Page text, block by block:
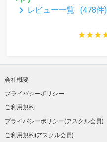
keyboard_arrow_right レビュー一覧 (478件)
会社概要
プライバシーポリシー
ご利用規約
プライバシーポリシー(アスクル会員)
ご利用規約(アスクル会員)